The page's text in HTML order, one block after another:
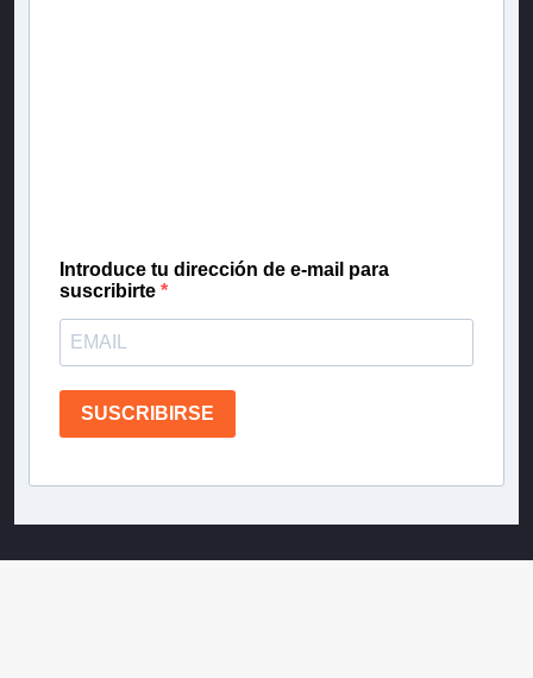
Introduce tu dirección de e-mail para
suscribirte
SUSCRIBIRSE